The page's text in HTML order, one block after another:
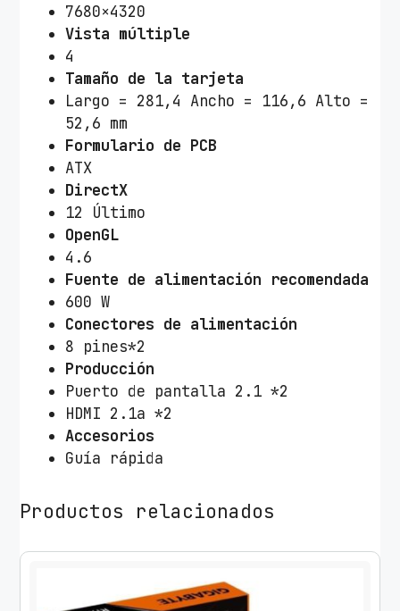
7680×4320
Vista múltiple
4
Tamaño de la tarjeta
Largo = 281,4 Ancho = 116,6 Alto =
52,6 mm
Formulario de PCB
ATX
DirectX
12 Último
OpenGL
4.6
Fuente de alimentación recomendada
600 W
Conectores de alimentación
8 pines*2
Producción
Puerto de pantalla 2.1 *2
HDMI 2.1a *2
Accesorios
Guía rápida
Productos relacionados